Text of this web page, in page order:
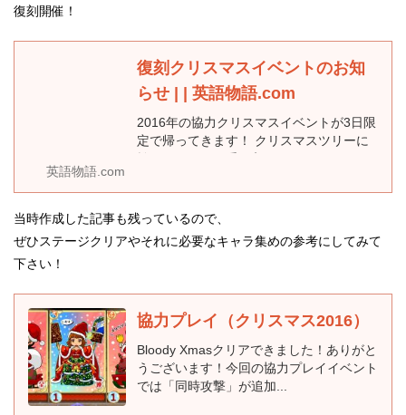
復刻開催！
復刻クリスマスイベントのお知
らせ | | 英語物語.com
2016年の協力クリスマスイベントが3日限
定で帰ってきます！ クリスマスツリーに
英語物語.com
当時作成した記事も残っているので、
ぜひステージクリアやそれに必要なキャラ集めの参考にしてみて
下さい！
協力プレイ（クリスマス2016）
Bloody Xmasクリアできました！ありがと
うございます！今回の協力プレイイベント
では「同時攻撃」が追加...